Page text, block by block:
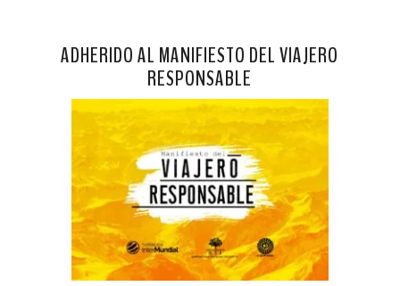
ADHERIDO AL MANIFIESTO DEL VIAJERO
RESPONSABLE